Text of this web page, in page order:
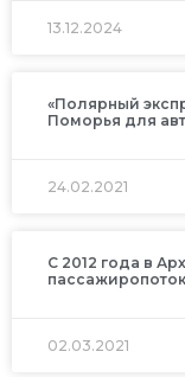
13.12.2024
«Полярный
Поморья для
24.02.2021
С 2012 года в
02.03.2021